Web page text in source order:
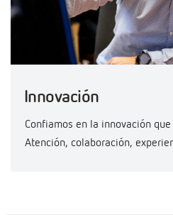
Innovación
Confiamos en la innovación
Atención, colaboración,